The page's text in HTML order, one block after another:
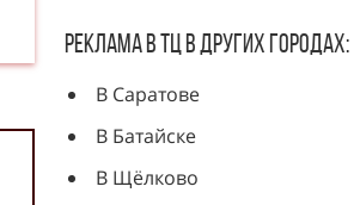
Реклама в ТЦ в других городах:
В Саратове
В Батайске
В Щёлково